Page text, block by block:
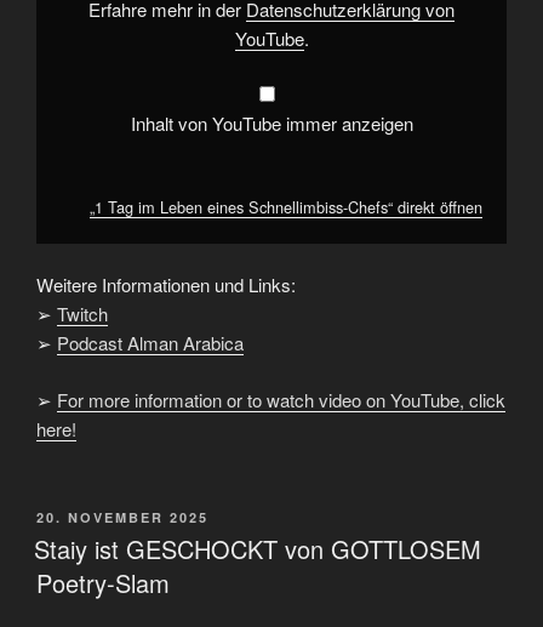
anzeigenErfahre mehr in der Datenschutzerklärung von
YouTube.
Inhalt von YouTube immer anzeigen
„1 Tag im Leben eines Schnellimbiss-Chefs“ direkt öffnen
Weitere Informationen und Links:
➢ Twitch
➢ Podcast Alman Arabica
➢ For more information or to watch video on YouTube, click
here!
VERÖFFENTLICHT
AM
20. NOVEMBER 2025
Staiy ist GESCHOCKT von GOTTLOSEM
Poetry-Slam